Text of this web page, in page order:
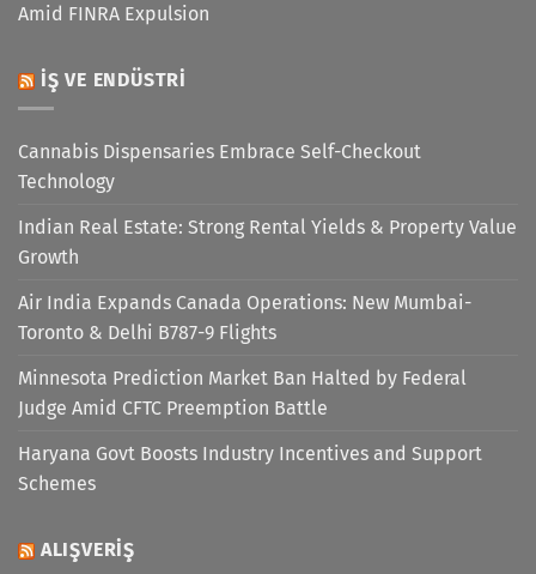
Amid FINRA Expulsion
İŞ VE ENDÜSTRI
Cannabis Dispensaries Embrace Self-Checkout
Technology
Indian Real Estate: Strong Rental Yields & Property Value
Growth
Air India Expands Canada Operations: New Mumbai-
Toronto & Delhi B787-9 Flights
Minnesota Prediction Market Ban Halted by Federal
Judge Amid CFTC Preemption Battle
Haryana Govt Boosts Industry Incentives and Support
Schemes
ALIŞVERIŞ